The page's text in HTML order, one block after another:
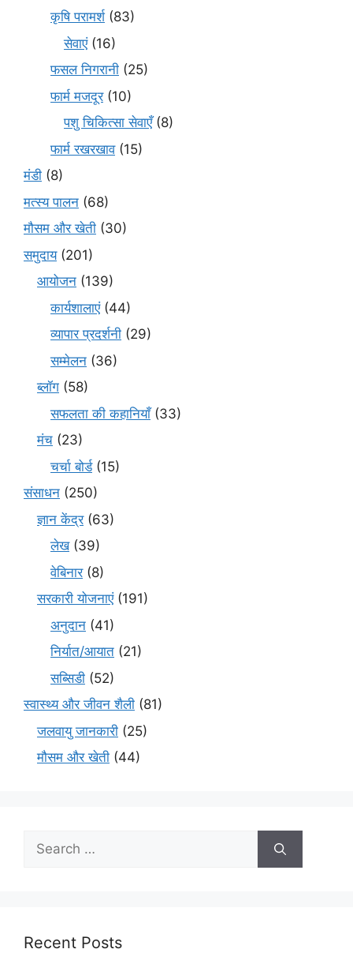
कृषि परामर्श(83)
सेवाएं(16)
फसल निगरानी (25)
फार्म मजदूर(10)
पशु चिकित्सा सेवाएँ(8)
फार्म रखरखाव(15)
मंडी (8)
मत्स्य पालन (68)
मौसम और खेती (30)
समुदाय(201)
आयोजन (139)
कार्यशालाएं(44)
व्यापार प्रदर्शनी (29)
सम्मेलन (36)
ब्लॉग (58)
सफलता की कहानियाँ(33)
मंच (23)
चर्चा बोर्ड(15)
संसाधन (250)
ज्ञान केंद्र(63)
लेख(39)
वेबिनार(8)
सरकारी योजनाएं(191)
अनुदान (41)
निर्यात/आयात (21)
सब्सिडी (52)
स्वास्थ्य और जीवन शैली (81)
जलवायु जानकारी (25)
मौसम और खेती (44)
Recent Posts